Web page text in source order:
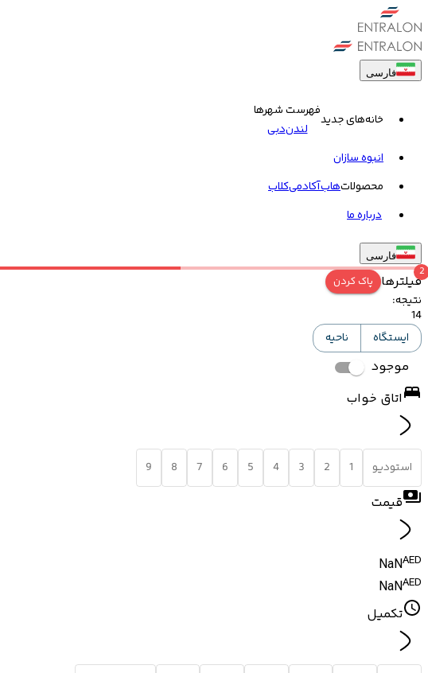
فارسی
خانه‌های جدید
فهرست شهرها
لندندبی
انبوه سازان
محصولاتهابآکادمیکلاب
درباره ما
فارسی
فیلترها
2
پاک کردن
نتیجه:
14
ایستگاه
ناحیه
موجود
اتاق خواب
استودیو 1
2
3
4
5
6
7
8
9
قیمت
NaNAED
NaNAED
تکمیل